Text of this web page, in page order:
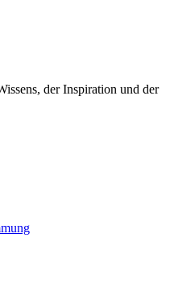
der Inspiration und der